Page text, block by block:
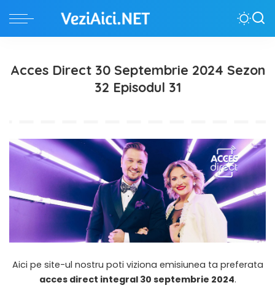
Acces Direct 30 Septembrie 2024 Sezon
32 Episodul 31
Aici pe site-ul nostru poti viziona emisiunea ta preferata
acces direct integral 30 septembrie 2024.